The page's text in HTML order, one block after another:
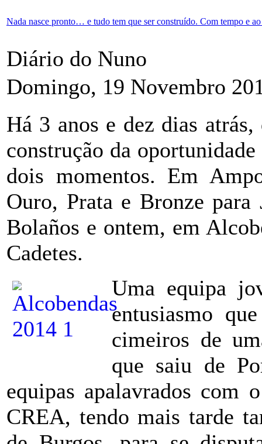
Nada nasce pronto… e tudo tem que ser construído. Com tempo e
Diário do Nuno
Domingo, 19 Novembro
Há 3 anos e dez dias
construção da
dois momentos. Em
Ouro, Prata e Bronze
Bolaños e ontem, em
Cadetes.
Uma equipa
entusiasmo
cimeiros de
que saiu de
equipas apalavrados com
CREA, tendo mais tarde